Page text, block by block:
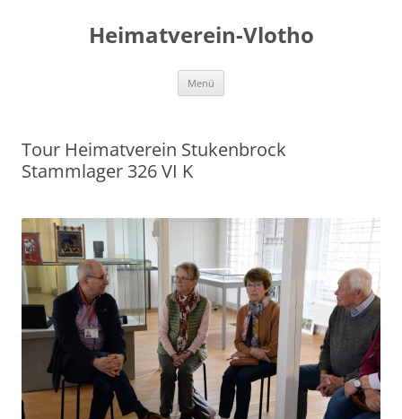
Heimatverein-Vlotho
Menü
Tour Heimatverein Stukenbrock
Stammlager 326 VI K